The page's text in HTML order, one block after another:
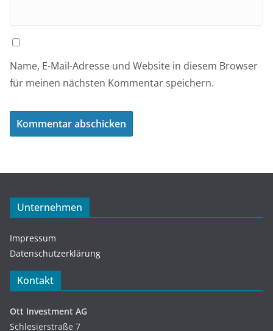
Name, E-Mail-Adresse und Website in diesem Browser
für meinen nächsten Kommentar speichern.
Unternehmen
Impressum
Datenschutzerklärung
Kontakt
Ott Investment AG
Schlesierstraße 7